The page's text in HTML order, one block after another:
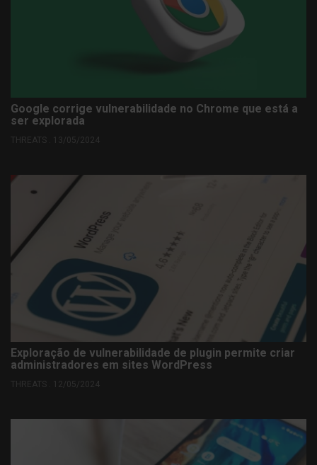
Google corrige vulnerabilidade no Chrome que está a
ser explorada
THREATS . 13/05/2024
Exploração de vulnerabilidade de plugin permite criar
administradores em sites WordPress
THREATS . 12/05/2024